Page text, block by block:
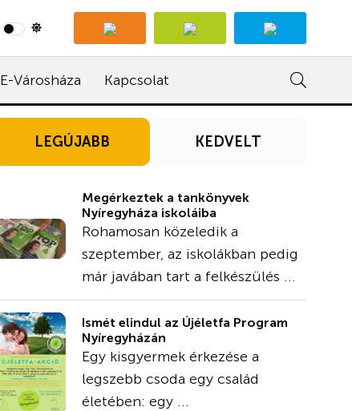
E-Városháza Kapcsolat
LEGÚJABB KEDVELT
Megérkeztek a tankönyvek
Nyíregyháza iskoláiba
Rohamosan közeledik a
szeptember, az iskolákban pedig
már javában tart a felkészülés ...
Ismét elindul az Újéletfa Program
Nyíregyházán
Egy kisgyermek érkezése a
legszebb csoda egy család
életében: egy ...